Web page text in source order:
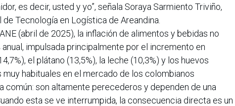
es decir, usted y yo”, señala Soraya Sarmiento Triviño,
Tecnología en Logística de Areandina.
(abril de 2025), la inflación de alimentos y bebidas no
impulsada principalmente por el incremento en
el plátano (13,5%), la leche (10,3%) y los huevos
habituales en el mercado de los colombianos
común: son altamente perecederos y dependen de una
esta se ve interrumpida, la consecuencia directa es un